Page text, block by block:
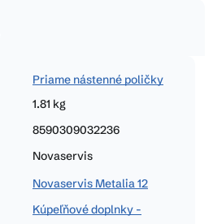
Priame nástenné poličky
1.81 kg
8590309032236
Novaservis
Novaservis Metalia 12
Kúpeľňové doplnky -